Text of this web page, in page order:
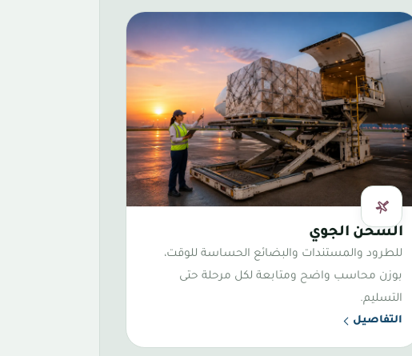
الأسرع وصولاً
الشحن الجوي
للطرود والمستندات والبضائع الحساسة للوقت،
بوزن محاسب واضح ومتابعة لكل مرحلة حتى
التسليم.
التفاصيل